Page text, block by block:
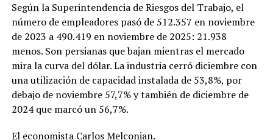
Según la Superintendencia de Riesgos del Trabajo, el
número de empleadores pasó de 512.357 en noviembre
de 2023 a 490.419 en noviembre de 2025: 21.938
menos. Son persianas que bajan mientras el mercado
mira la curva del dólar. La industria cerró diciembre con
una utilización de capacidad instalada de 53,8%, por
debajo de noviembre 57,7% y también de diciembre de
2024 que marcó un 56,7%.
El economista Carlos Melconian.